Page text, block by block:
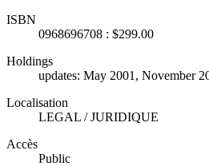
ISBN
0968696708 : $299.00
Holdings
updates: May 2001, November
Localisation
LEGAL / JURIDIQUE
Accès
Public